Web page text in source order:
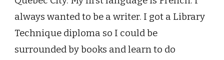
always wanted to be a writer. I got a Library
Technique diploma so I could be
surrounded by books and learn to do